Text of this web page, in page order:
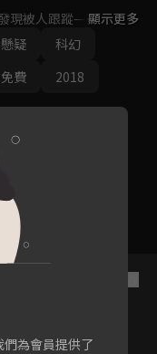
現被人跟蹤—有著半人
揭發秋村肖太就是連續
她回家後，發現她的咀
。
顯示更多
懸疑
科幻
免費
2018
為會員提供了